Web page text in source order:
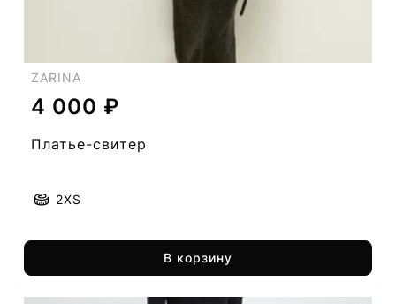
ZARINA
4 000 ₽
Платье-свитер
2XS
В корзину